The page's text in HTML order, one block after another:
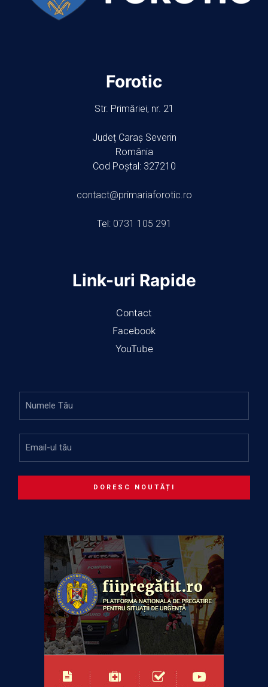
Forotic
Str. Primăriei, nr. 21
Județ Caraș Severin
România
Cod Poștal: 327210
contact@primariaforotic.ro
Tel: 0731 105 291
Link-uri Rapide
Contact
Facebook
YouTube
DORESC NOUTĂȚI